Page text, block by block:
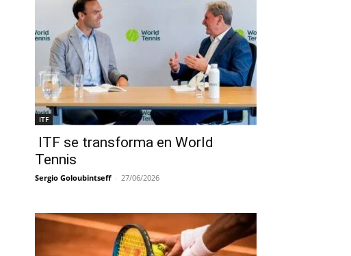
ITF
ITF se transforma en World
Tennis
Sergio Goloubintseff - 27/06/2026